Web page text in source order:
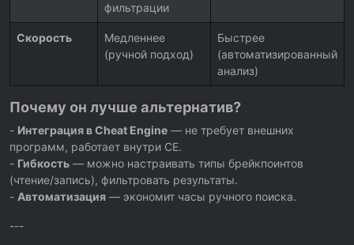
фильтрации
Скорость
Медленнее
(ручной подход)
Быстрее
(автоматизированный
анализ)
Почему он лучше альтернатив?
- Интеграция в Cheat Engine — не требует внешних
программ, работает внутри CE.
- Гибкость — можно настраивать типы брейкпоинтов
(чтение/запись), фильтровать результаты.
- Автоматизация — экономит часы ручного поиска.
---